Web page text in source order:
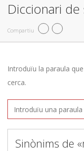
Diccionari de
Compartiu
Introduïu la paraula
cerca.
Sinònims de